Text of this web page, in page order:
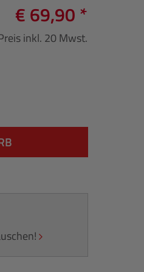
€ 69,90 *
inkl. 20 Mwst.